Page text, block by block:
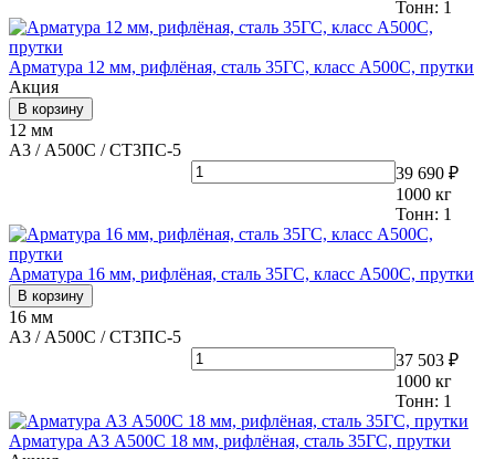
Тонн: 1
Арматура 12 мм, рифлёная, сталь 35ГС, класс А500С, прутки
Акция
В корзину
12 мм
А3 / А500С / СТ3ПС-5
39 690 ₽
1000 кг
Тонн: 1
Арматура 16 мм, рифлёная, сталь 35ГС, класс А500С, прутки
В корзину
16 мм
А3 / А500С / СТ3ПС-5
37 503 ₽
1000 кг
Тонн: 1
Арматура А3 А500С 18 мм, рифлёная, сталь 35ГС, прутки